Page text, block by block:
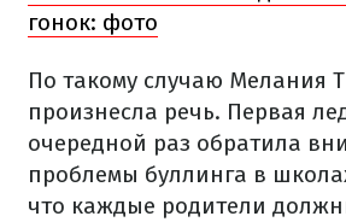
гонок: фото
По такому случаю Мелания
произнесла речь. Первая
очередной раз обратила
проблемы буллинга в
что каждые родители